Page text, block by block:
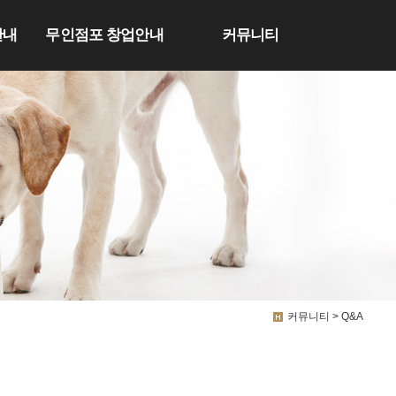
무인점포 창업안내 커뮤니티
커뮤니티 > Q&A